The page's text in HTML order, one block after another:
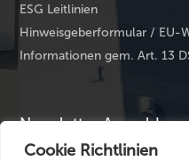
Cookie Richtlinien
ESG Leitlinien
Hinweisgeberformular / EU-
Informationen gem. Art. 13
Newsletter Anmeldung